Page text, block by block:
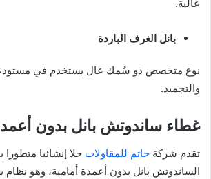
عالية.
بانل الغرف الباردة
نوع متخصص ذو سُمك عال يستخدم في
والتجميد.
غطاء ساندوتش بانل بدون
تقدم شركة حاتم للمقاولات حلا إنشائيا
الساندوتش بانل بدون أعمدة أمامية، وهو نظام